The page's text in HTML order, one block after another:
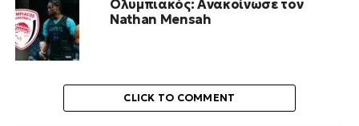
Ολυμπιακός: Ανακοίνωσε τον
Nathan Mensah
CLICK TO COMMENT